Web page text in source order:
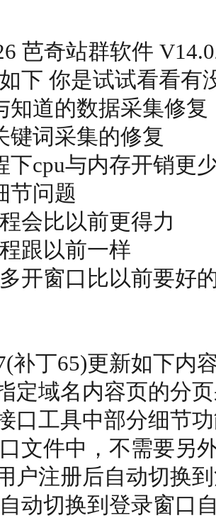
芭奇站群软件
下 你是试试看看有
知道的数据采集修复
键词采集的修复
下cpu与内存开销更
节问题
会比以前更得力
跟以前一样
开窗口比以前要好
补丁65)更新如下内
定域名内容页的分
口工具中部分细节
文件中，不需要另
户注册后自动切换
动切换到登录窗口